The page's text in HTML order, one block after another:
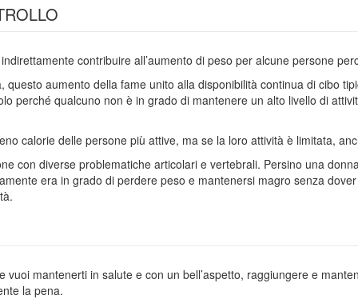
contribuire all’aumento di peso per alcune persone
aumento della fame unito alla disponibilità continua di cibo
perché qualcuno non è in grado di mantenere un alto livello di
calorie delle persone più attive, ma se la loro attività è limitata,
con diverse problematiche articolari e vertebrali. Persino una
era in grado di perdere peso e mantenersi magro senza
mantenerti in salute e con un bell’aspetto, raggiungere e
la pena.